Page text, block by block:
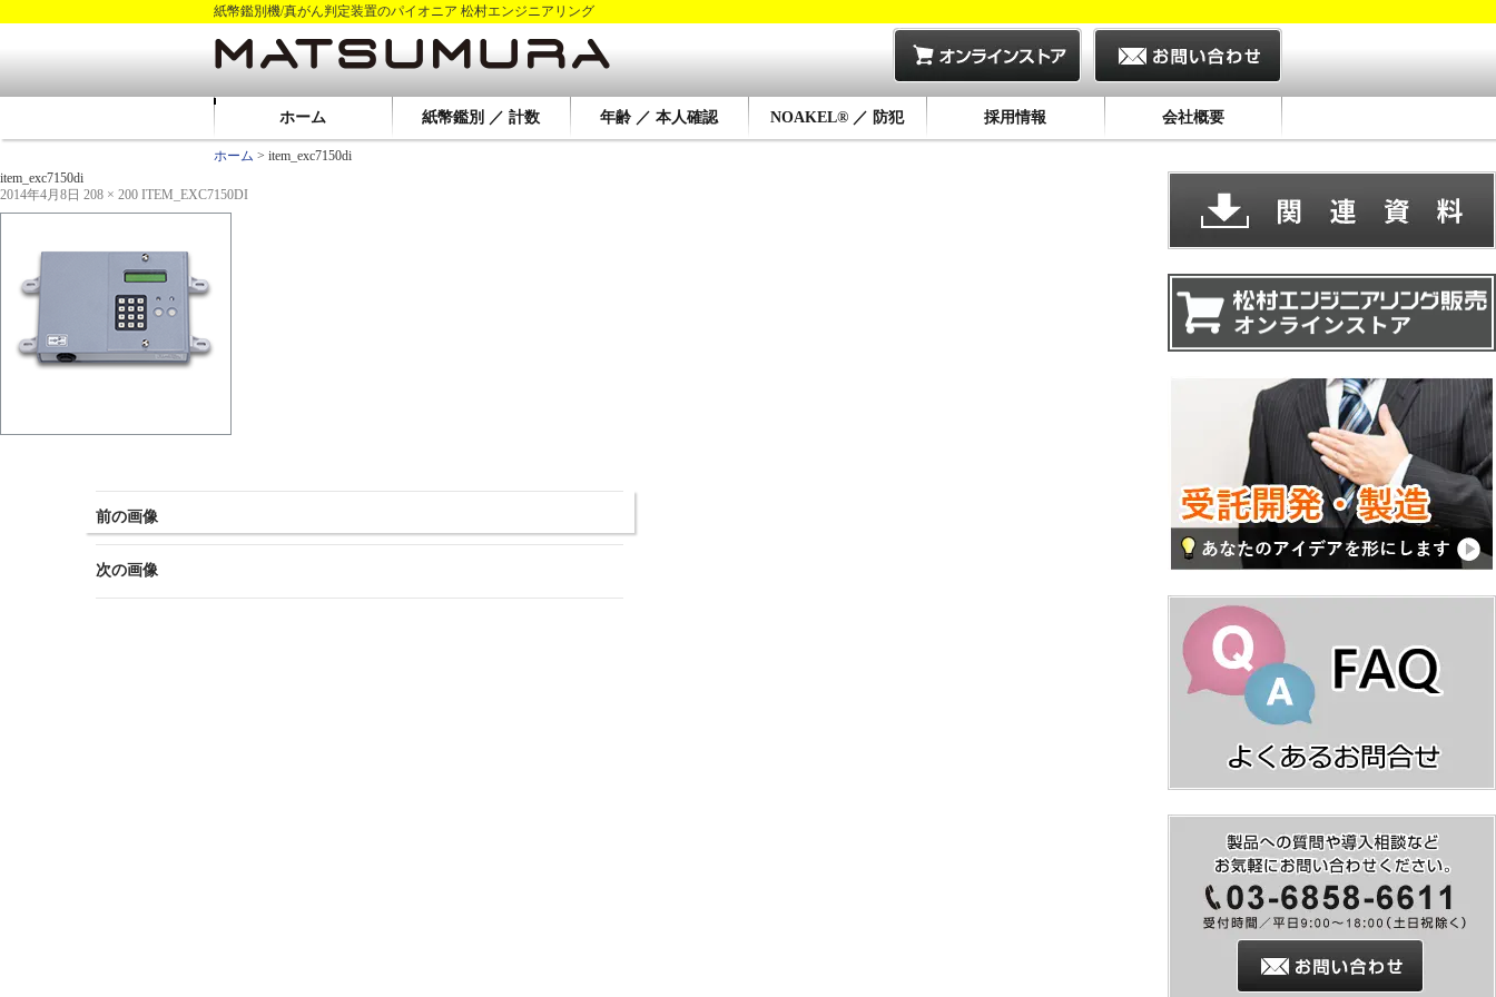
紙幣鑑別機/真がん判定装置のパイオニア 松村エンジニアリング
ホーム 紙幣鑑別 ／ 計数 年齢 ／ 本人確認 NOAKEL® ／ 防犯 採用情報 会社概要
ホーム > item_exc7150di
item_exc7150di
2014年4月8日 208 × 200 ITEM_EXC7150DI
前の画像
次の画像